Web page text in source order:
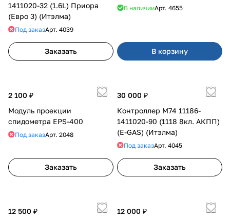
1411020-32 (1.6L) Приора
(Евро 3) (Итэлма)
Под заказАрт. 4039
Заказать
В наличииАрт. 4655
В корзину
2 100 ₽
Модуль проекции
спидометра EPS-400
Под заказАрт. 2048
Заказать
30 000 ₽
Контроллер М74 11186-
1411020-90 (1118 8кл. АКПП)
(E-GAS) (Итэлма)
Под заказАрт. 4045
Заказать
12 500 ₽
12 000 ₽